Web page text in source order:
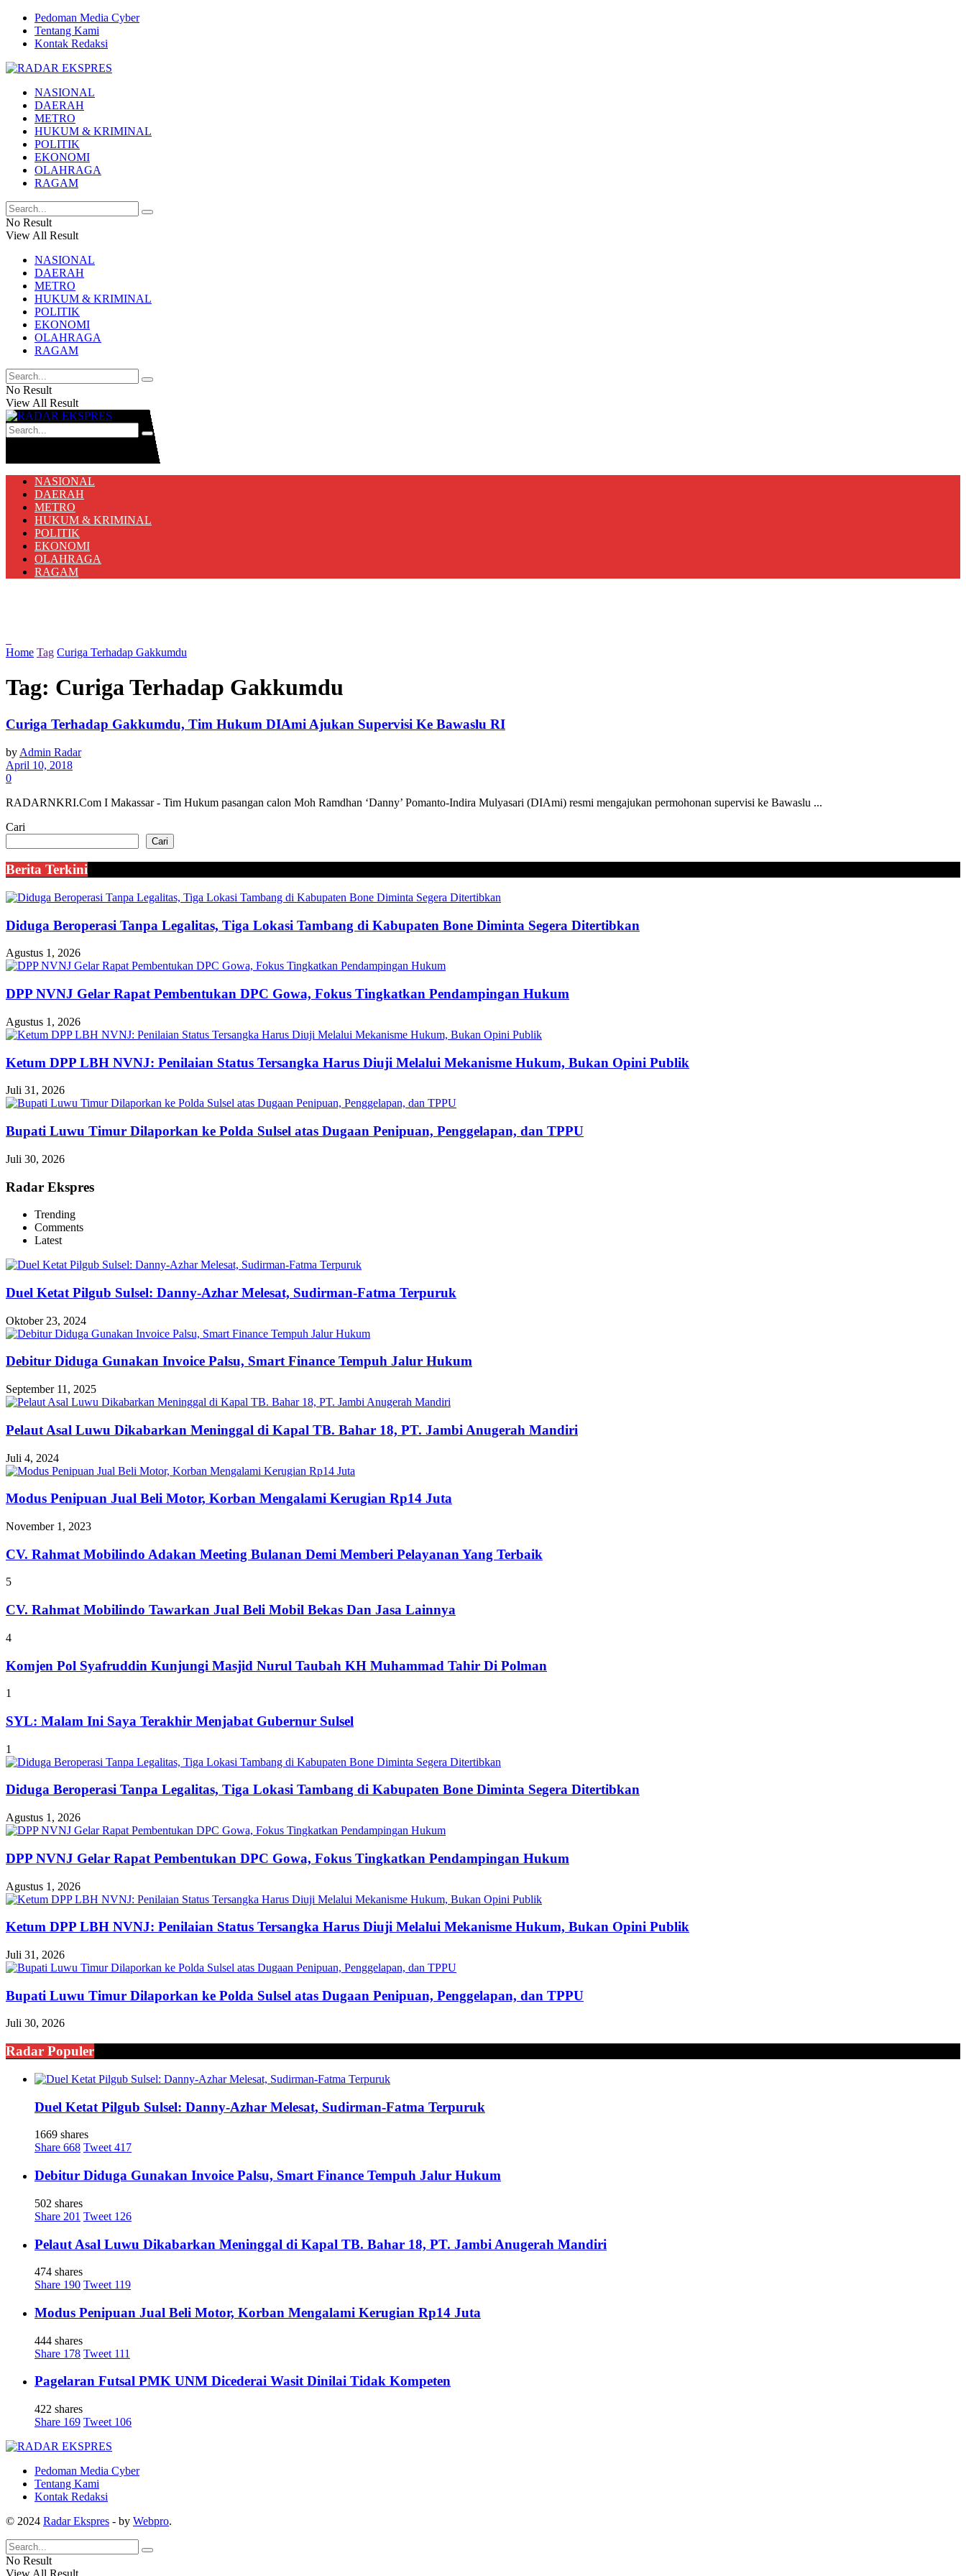
Pedoman Media Cyber
Tentang Kami
Kontak Redaksi
NASIONAL
DAERAH
METRO
HUKUM & KRIMINAL
POLITIK
EKONOMI
OLAHRAGA
RAGAM
No Result
View All Result
NASIONAL
DAERAH
METRO
HUKUM & KRIMINAL
POLITIK
EKONOMI
OLAHRAGA
RAGAM
No Result
View All Result
NASIONAL
DAERAH
METRO
HUKUM & KRIMINAL
POLITIK
EKONOMI
OLAHRAGA
RAGAM
Home Tag Curiga Terhadap Gakkumdu
Tag: Curiga Terhadap Gakkumdu
Curiga Terhadap Gakkumdu, Tim Hukum DIAmi Ajukan Supervisi Ke Bawaslu RI
by Admin Radar
April 10, 2018
0
RADARNKRI.Com I Makassar - Tim Hukum pasangan calon Moh Ramdhan ‘Danny’ Pomanto-Indira Mulyasari (DIAmi) resmi mengajukan permohonan supervisi ke Bawaslu ...
Cari
Cari
Berita Terkini
Diduga Beroperasi Tanpa Legalitas, Tiga Lokasi Tambang di Kabupaten Bone Diminta Segera Ditertibkan
Agustus 1, 2026
DPP NVNJ Gelar Rapat Pembentukan DPC Gowa, Fokus Tingkatkan Pendampingan Hukum
Agustus 1, 2026
Ketum DPP LBH NVNJ: Penilaian Status Tersangka Harus Diuji Melalui Mekanisme Hukum, Bukan Opini Publik
Juli 31, 2026
Bupati Luwu Timur Dilaporkan ke Polda Sulsel atas Dugaan Penipuan, Penggelapan, dan TPPU
Juli 30, 2026
Radar Ekspres
Trending
Comments
Latest
Duel Ketat Pilgub Sulsel: Danny-Azhar Melesat, Sudirman-Fatma Terpuruk
Oktober 23, 2024
Debitur Diduga Gunakan Invoice Palsu, Smart Finance Tempuh Jalur Hukum
September 11, 2025
Pelaut Asal Luwu Dikabarkan Meninggal di Kapal TB. Bahar 18, PT. Jambi Anugerah Mandiri
Juli 4, 2024
Modus Penipuan Jual Beli Motor, Korban Mengalami Kerugian Rp14 Juta
November 1, 2023
CV. Rahmat Mobilindo Adakan Meeting Bulanan Demi Memberi Pelayanan Yang Terbaik
5
CV. Rahmat Mobilindo Tawarkan Jual Beli Mobil Bekas Dan Jasa Lainnya
4
Komjen Pol Syafruddin Kunjungi Masjid Nurul Taubah KH Muhammad Tahir Di Polman
1
SYL: Malam Ini Saya Terakhir Menjabat Gubernur Sulsel
1
Diduga Beroperasi Tanpa Legalitas, Tiga Lokasi Tambang di Kabupaten Bone Diminta Segera Ditertibkan
Agustus 1, 2026
DPP NVNJ Gelar Rapat Pembentukan DPC Gowa, Fokus Tingkatkan Pendampingan Hukum
Agustus 1, 2026
Ketum DPP LBH NVNJ: Penilaian Status Tersangka Harus Diuji Melalui Mekanisme Hukum, Bukan Opini Publik
Juli 31, 2026
Bupati Luwu Timur Dilaporkan ke Polda Sulsel atas Dugaan Penipuan, Penggelapan, dan TPPU
Juli 30, 2026
Radar Populer
Duel Ketat Pilgub Sulsel: Danny-Azhar Melesat, Sudirman-Fatma Terpuruk
1669 shares
Share 668 Tweet 417
Debitur Diduga Gunakan Invoice Palsu, Smart Finance Tempuh Jalur Hukum
502 shares
Share 201 Tweet 126
Pelaut Asal Luwu Dikabarkan Meninggal di Kapal TB. Bahar 18, PT. Jambi Anugerah Mandiri
474 shares
Share 190 Tweet 119
Modus Penipuan Jual Beli Motor, Korban Mengalami Kerugian Rp14 Juta
444 shares
Share 178 Tweet 111
Pagelaran Futsal PMK UNM Dicederai Wasit Dinilai Tidak Kompeten
422 shares
Share 169 Tweet 106
Pedoman Media Cyber
Tentang Kami
Kontak Redaksi
© 2024 Radar Ekspres - by Webpro.
No Result
View All Result